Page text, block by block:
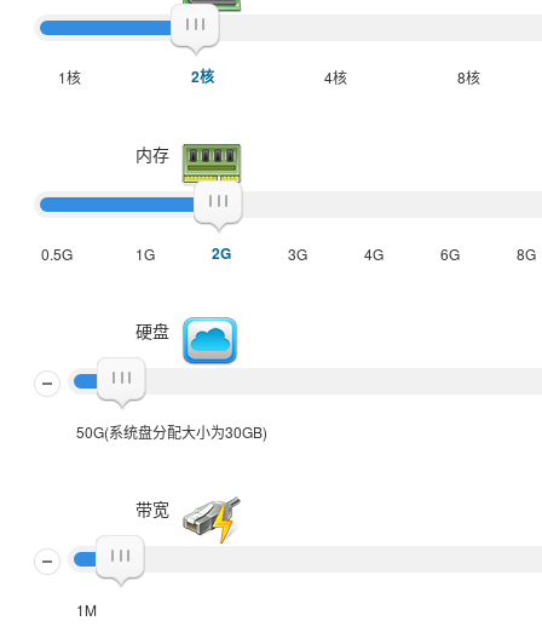
1核 2核 4核 8核
内存
0.5G 1G 2G 3G 4G 6G 8G
硬盘
50G(系统盘分配大小为30GB)
带宽
1M